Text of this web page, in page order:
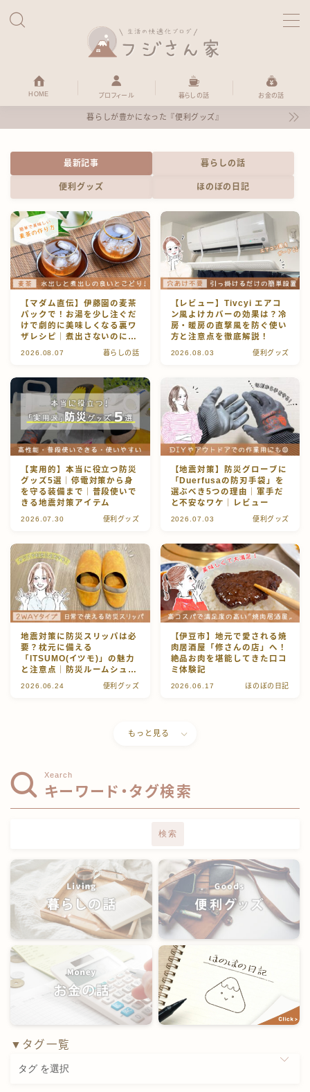
HOME
暮らしの話
便利グッズ
お金の話
ほのぼの日記
プロフィール
お問い合わせ
HOME プロフィール 暮らしの話 お金の話
暮らしが豊かになった『便利グッズ』
最新記事 暮らしの話
便利グッズ ほのぼの日記
【マダム直伝】伊藤園の麦茶
パックで！お湯を少し注ぐだ
けで劇的に美味しくなる裏ワ
ザレシピ｜煮出さないのに超
2026.08.07 暮らしの話
【レビュー】Tivcyi エアコ
ン風よけカバーの効果は？冷
房・暖房の直撃風を防ぐ使い
方と注意点を徹底解説！
2026.08.03 便利グッズ
【実用的】本当に役立つ防災
グッズ5選｜停電対策から身
を守る装備まで｜普段使いで
きる地震対策アイテム
2026.07.30 便利グッズ
【地震対策】防災グローブに
「Duerfusaの防刃手袋」を
選ぶべき5つの理由｜軍手だ
と不安なワケ｜レビュー
2026.07.03 便利グッズ
地震対策に防災スリッパは必
要？枕元に備える
「ITSUMO(イツモ)」の魅力
と注意点｜防災ルームシュー
2026.06.24 便利グッズ
【伊豆市】地元で愛される焼
肉居酒屋「修さんの店」へ！
絶品お肉を堪能してきた口コ
ミ体験記
2026.06.17 ほのぼの日記
もっと見る
Xearch
キーワード・タグ検索
検索
▼タグ一覧